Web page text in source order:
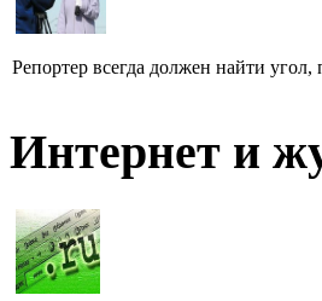
Репортер всегда должен найти
Интернет и